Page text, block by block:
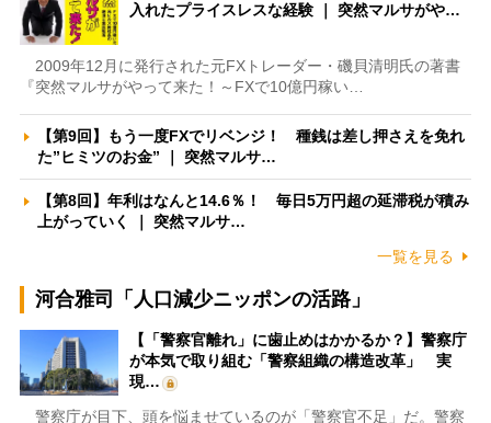
入れたプライスレスな経験 ｜ 突然マルサがや…
2009年12月に発行された元FXトレーダー・磯貝清明氏の著書
『突然マルサがやって来た！～FXで10億円稼い…
【第9回】もう一度FXでリベンジ！ 種銭は差し押さえを免れ
た”ヒミツのお金” ｜ 突然マルサ…
【第8回】年利はなんと14.6％！ 毎日5万円超の延滞税が積み
上がっていく ｜ 突然マルサ…
一覧を見る
河合雅司「人口減少ニッポンの活路」
【「警察官離れ」に歯止めはかかるか？】警察庁
が本気で取り組む「警察組織の構造改革」 実
現…
警察庁が目下、頭を悩ませているのが「警察官不足」だ。警察